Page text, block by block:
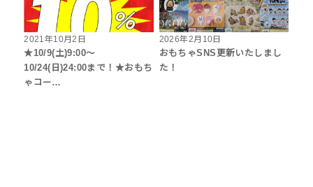
2021年10月2日
★10/9(土)9:00～
10/24(日)24:00まで！★おもち
ゃコー…
2026年2月10日
おもちゃSNS更新いたしまし
た！